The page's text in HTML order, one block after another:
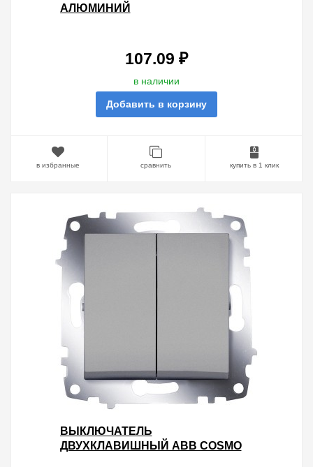
АЛЮМИНИЙ
107.09 ₽
в наличии
Добавить в корзину
в избранные сравнить купить в 1 клик
ВЫКЛЮЧАТЕЛЬ
ДВУХКЛАВИШНЫЙ ABB COSMO